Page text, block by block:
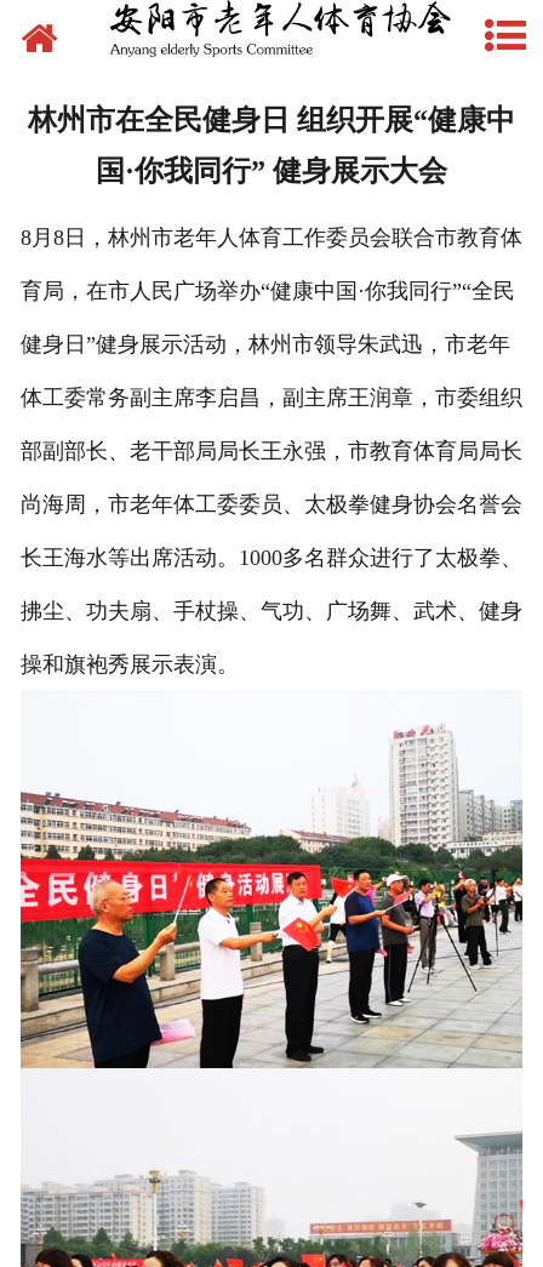
网站首页
文件下载
组织建设
场地建设
赛事活动
先锋典型
林州市在全民健身日 组织开展“健康中
国·你我同行” 健身展示大会
8月8日，林州市老年人体育工作委员会联合市教育体
育局，在市人民广场举办“健康中国·你我同行”“全民
健身日”健身展示活动，林州市领导朱武迅，市老年
体工委常务副主席李启昌，副主席王润章，市委组织
部副部长、老干部局局长王永强，市教育体育局局长
尚海周，市老年体工委委员、太极拳健身协会名誉会
长王海水等出席活动。1000多名群众进行了太极拳、
拂尘、功夫扇、手杖操、气功、广场舞、武术、健身
操和旗袍秀展示表演。